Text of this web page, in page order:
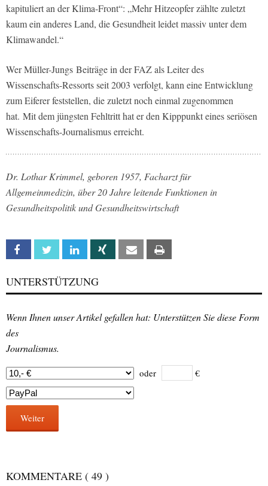
kapituliert an der Klima-Front“: „Mehr Hitzeopfer zählte zuletzt
kaum ein anderes Land, die Gesundheit leidet massiv unter dem
Klimawandel.“
Wer Müller-Jungs Beiträge in der FAZ als Leiter des
Wissenschafts-Ressorts seit 2003 verfolgt, kann eine Entwicklung
zum Eiferer feststellen, die zuletzt noch einmal zugenommen
hat. Mit dem jüngsten Fehltritt hat er den Kipppunkt eines seriösen
Wissenschafts-Journalismus erreicht.
Dr. Lothar Krimmel, geboren 1957, Facharzt für
Allgemeinmedizin, über 20 Jahre leitende Funktionen in
Gesundheitspolitik und Gesundheitswirtschaft
Facebook Twitter Linkedin Xing Email
UNTERSTÜTZUNG
Wenn Ihnen unser Artikel gefallen hat: Unterstützen Sie diese Form
des
Journalismus.
oder €
Weiter
KOMMENTARE ( 49 )